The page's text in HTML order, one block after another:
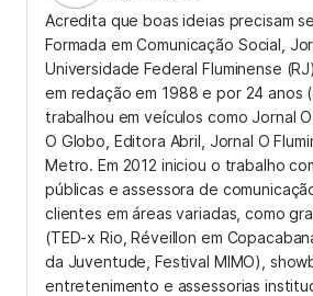
Acredita que boas ideias precisam
Formada em Comunicação Social,
Universidade Federal Fluminense
em redação em 1988 e por 24 anos
trabalhou em veículos como Jornal
O Globo, Editora Abril, Jornal O
Metro. Em 2012 iniciou o trabalho
públicas e assessora de
clientes em áreas variadas, como
(TED-x Rio, Réveillon em
da Juventude, Festival MIMO),
entretenimento e assessorias